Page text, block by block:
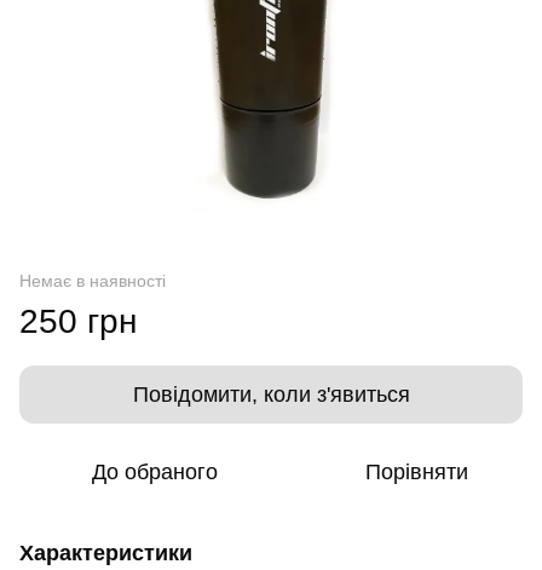
Немає в наявності
250 грн
Повідомити, коли з'явиться
До обраного Порівняти
Характеристики